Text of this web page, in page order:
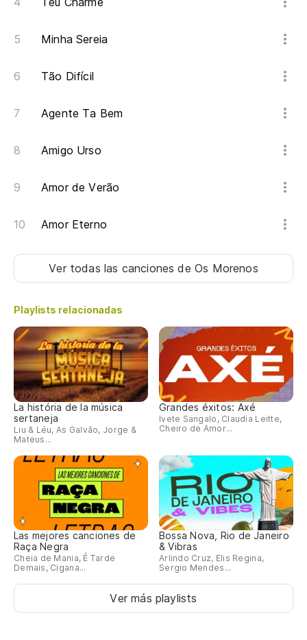
Minha Sereia
Tão Difícil
Agente Ta Bem
Amigo Urso
Amor de Verão
Amor Eterno
Ver todas las cancionesde Os Morenos
Playlists relacionadas
La história de la música
sertaneja
Liu & Léu, As Galvão, Jorge &
Mateus...
Grandes éxitos: Axé
Ivete Sangalo, Claudia Leitte,
Cheiro de Amor...
Las mejores canciones de
Raça Negra
Cheia de Mania, É Tarde
Demais, Cigana...
Bossa Nova, Rio de Janeiro
& Vibras
Arlindo Cruz, Elis Regina,
Sergio Mendes...
Ver más playlists